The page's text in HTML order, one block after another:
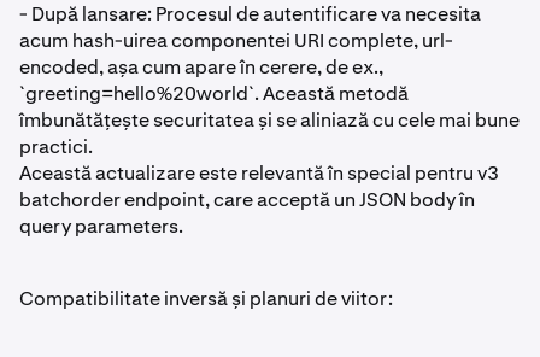
- După lansare: Procesul de autentificare va necesita
acum hash-uirea componentei URI complete, url-
encoded, așa cum apare în cerere, de ex.,
`greeting=hello%20world`. Această metodă
îmbunătățește securitatea și se aliniază cu cele mai bune
practici.
Această actualizare este relevantă în special pentru v3
batchorder endpoint, care acceptă un JSON body în
query parameters.
Compatibilitate inversă și planuri de viitor: